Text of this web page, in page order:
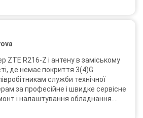
ZTE R216-Z і антену в заміському
де немає покриття 3(4)G
служби технічної
і швидке сервісне
і налаштування обладнання.
я не шкодую про прийняте